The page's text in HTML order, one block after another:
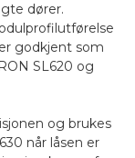
dører.
godkjent som
SL620 og
og brukes
når låsen er